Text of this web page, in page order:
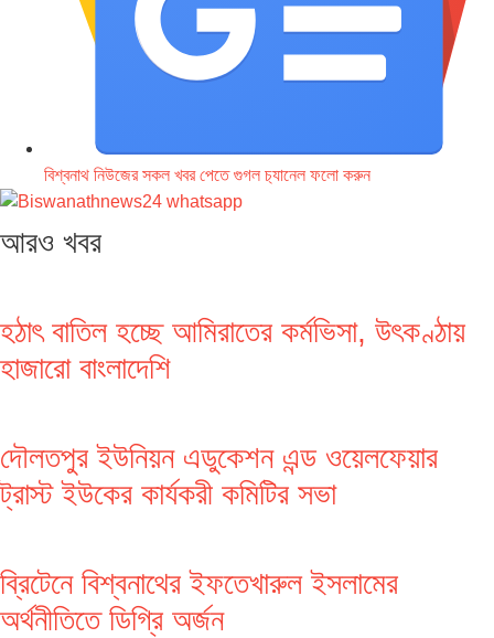
বিশ্বনাথ নিউজের সকল খবর পেতে গুগল চ‌্যানেল ফলো করুন
আরও খবর
হঠাৎ বাতিল হচ্ছে আমিরাতের কর্মভিসা, উৎকণ্ঠায়
হাজারো বাংলাদেশি
দৌলতপুর ইউনিয়ন এডুকেশন এন্ড ওয়েলফেয়ার
ট্রাস্ট ইউকের কার্যকরী কমিটির সভা
ব্রিটেনে বিশ্বনাথের ইফতেখারুল ইসলামের
অর্থনীতিতে ডিগ্রি অর্জন